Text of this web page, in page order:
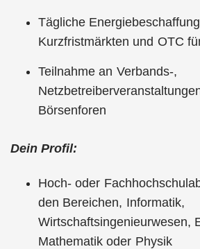
Tägliche
Kurzfristmärkten und OTC
Teilnahme an Verbands-,
Börsenforen
Dein Profil:
Hoch- oder
den Bereichen, Informatik,
Wirtschaftsingenieurwesen,
Mathematik oder Physik